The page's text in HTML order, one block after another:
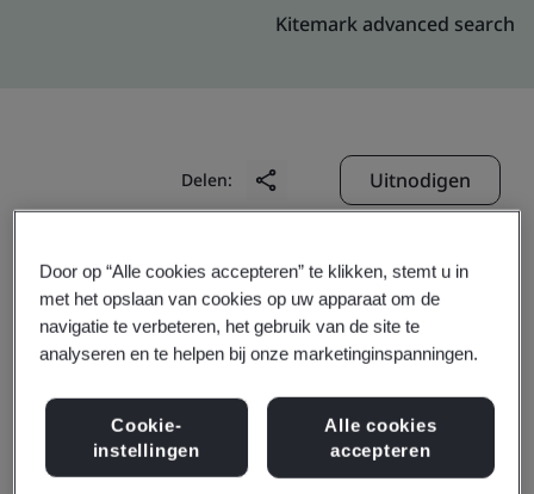
Kitemark advanced search
Delen: Uitnodigen
PCCW Global Limited -
International Carrier
Door op “Alle cookies accepteren” te klikken, stemt u in
met het opslaan van cookies op uw apparaat om de
navigatie te verbeteren, het gebruik van de site te
analyseren en te helpen bij onze marketinginspanningen.
Cookie-
instellingen
Alle cookies
accepteren